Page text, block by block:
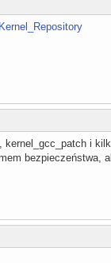
i
bezpieczeństwa,